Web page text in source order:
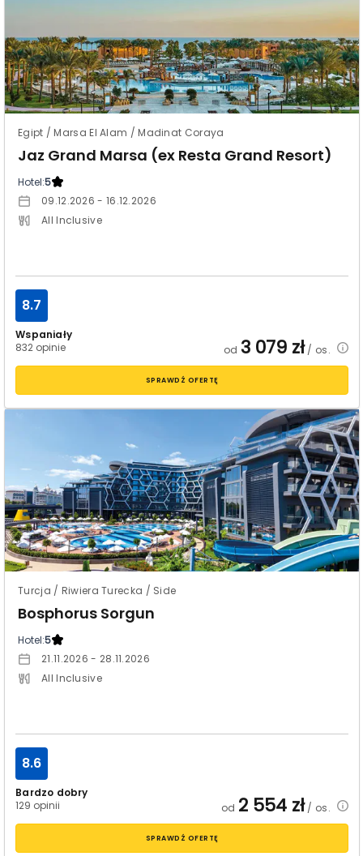
Egipt / Marsa El Alam / Madinat Coraya
Jaz Grand Marsa (ex Resta Grand Resort)
Hotel:5
09.12.2026 - 16.12.2026
All Inclusive
Wspaniały
832 opinie
8.7
od 3 079 zł/ os.
SPRAWDŹ OFERTĘ
Turcja / Riwiera Turecka / Side
Bosphorus Sorgun
Hotel:5
21.11.2026 - 28.11.2026
All Inclusive
Bardzo dobry
129 opinii
8.6
od 2 554 zł/ os.
SPRAWDŹ OFERTĘ